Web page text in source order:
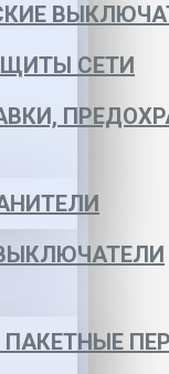
СЕТИ
ПАКЕТНЫЕ